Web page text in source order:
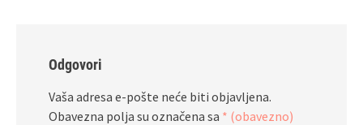
Odgovori
Vaša adresa e-pošte neće biti objavljena.
Obavezna polja su označena sa * (obavezno)